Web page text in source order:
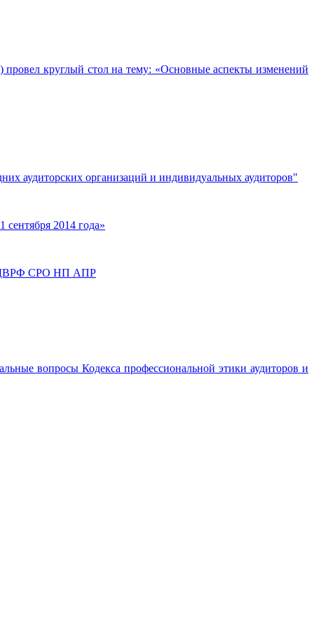
круглый стол на тему: «Основные аспекты изменений
аудиторских организаций и индивидуальных аудиторов"
сентября 2014 года»
ДВРФ СРО НП АПР
вопросы Кодекса профессиональной этики аудиторов и